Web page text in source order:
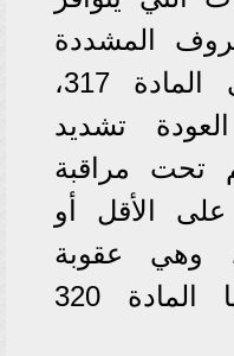
المشددة
المنصوص عليه فى المادة 317،
تشديد
تحت مراقبة
الأقل أو
وهي عقوبة
تكميلية نصت عليها المادة 320